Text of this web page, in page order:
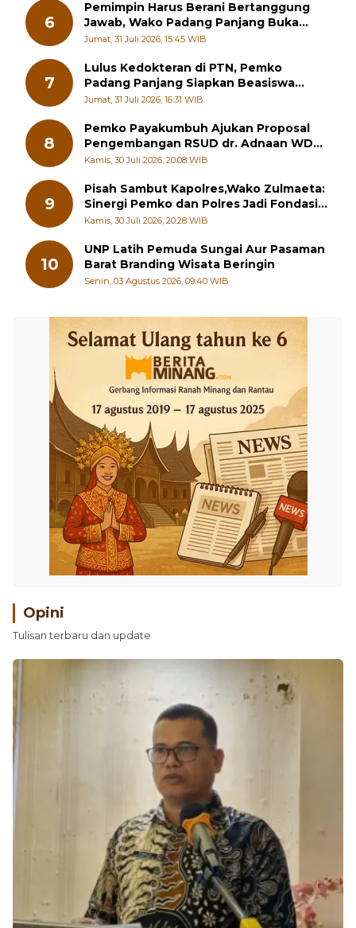
6
Pemimpin Harus Berani Bertanggung
Jawab, Wako Padang Panjang Buka
Pelatihan Kepemimpinan Pelajar
Jumat, 31 Juli 2026, 15:45 WIB
7
Lulus Kedokteran di PTN, Pemko
Padang Panjang Siapkan Beasiswa
Penuh
Jumat, 31 Juli 2026, 16:31 WIB
8
Pemko Payakumbuh Ajukan Proposal
Pengembangan RSUD dr. Adnaan WD
kepada Kementerian Kesehatan
Kamis, 30 Juli 2026, 20:08 WIB
9
Pisah Sambut Kapolres,Wako Zulmaeta:
Sinergi Pemko dan Polres Jadi Fondasi
Stabilitas Pembangunan
Kamis, 30 Juli 2026, 20:28 WIB
10
UNP Latih Pemuda Sungai Aur Pasaman
Barat Branding Wisata Beringin
Senin, 03 Agustus 2026, 09:40 WIB
Opini
Tulisan terbaru dan update